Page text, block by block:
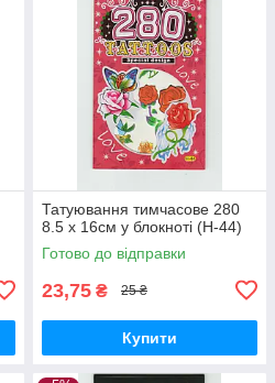
Татуювання тимчасове 280
8.5 х 16см у блокноті (H-44)
Готово до відправки
23,75 ₴ 25 ₴
Купити